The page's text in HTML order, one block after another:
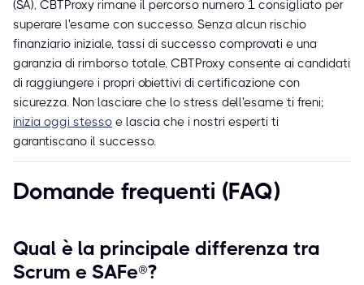
(SA), CBTProxy rimane il percorso numero 1 consigliato per
superare l'esame con successo. Senza alcun rischio
finanziario iniziale, tassi di successo comprovati e una
garanzia di rimborso totale, CBTProxy consente ai candidati
di raggiungere i propri obiettivi di certificazione con
sicurezza. Non lasciare che lo stress dell'esame ti freni;
inizia oggi stesso e lascia che i nostri esperti ti
garantiscano il successo.
Domande frequenti (FAQ)
Qual è la principale differenza tra
Scrum e SAFe®?